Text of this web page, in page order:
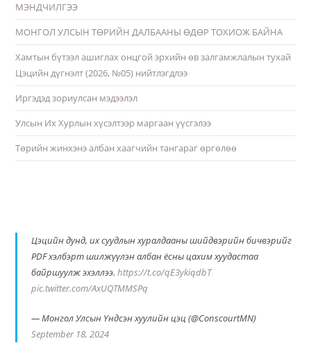
МЭНДЧИЛГЭЭ
МОНГОЛ УЛСЫН ТӨРИЙН ДАЛБААНЫ ӨДӨР ТОХИОЖ БАЙНА
Хамтын бүтээл ашиглах онцгой эрхийн өв залгамжлалын тухай
Цэцийн дүгнэлт (2026, №05) нийтлэгдлээ
Иргэдэд зориулсан мэдээлэл
Улсын Их Хурлын хүсэлтээр маргаан үүсгэлээ
Төрийн жинхэнэ албан хаагчийн тангараг өргөлөө
Цэцийн дунд, их суудлын хуралдааны шийдвэрийн бичвэрийг
PDF хэлбэрт шилжүүлэн албан ёсны цахим хуудастаа
байршуулж эхэллээ.https://t.co/qE3ykiqdbT
pic.twitter.com/AxUQTMMSPq
— Монгол Улсын Үндсэн хуулийн цэц (@ConscourtMN)
September 18, 2024